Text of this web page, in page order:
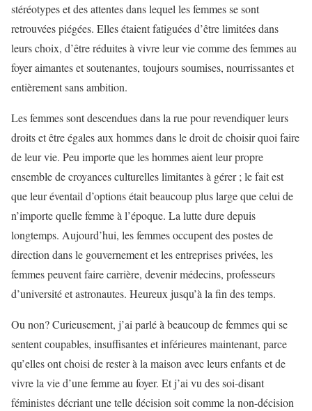
stéréotypes et des attentes dans lequel les femmes se sont
retrouvées piégées. Elles étaient fatiguées d’être limitées dans
leurs choix, d’être réduites à vivre leur vie comme des femmes au
foyer aimantes et soutenantes, toujours soumises, nourrissantes et
entièrement sans ambition.
Les femmes sont descendues dans la rue pour revendiquer leurs
droits et être égales aux hommes dans le droit de choisir quoi faire
de leur vie. Peu importe que les hommes aient leur propre
ensemble de croyances culturelles limitantes à gérer ; le fait est
que leur éventail d’options était beaucoup plus large que celui de
n’importe quelle femme à l’époque. La lutte dure depuis
longtemps. Aujourd’hui, les femmes occupent des postes de
direction dans le gouvernement et les entreprises privées, les
femmes peuvent faire carrière, devenir médecins, professeurs
d’université et astronautes. Heureux jusqu’à la fin des temps.
Ou non? Curieusement, j’ai parlé à beaucoup de femmes qui se
sentent coupables, insuffisantes et inférieures maintenant, parce
qu’elles ont choisi de rester à la maison avec leurs enfants et de
vivre la vie d’une femme au foyer. Et j’ai vu des soi-disant
féministes décriant une telle décision soit comme la non-décision